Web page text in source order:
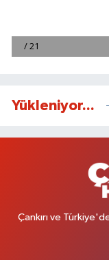
Yükleniyor...
Çankırı ve